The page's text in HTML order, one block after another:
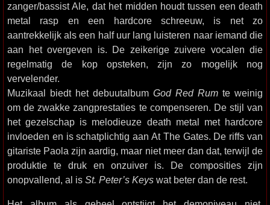
zanger/bassist Ale, dat het midden houdt tussen een death
metal rasp en een hardcore schreeuw, is net zo
aantrekkelijk als een half uur lang luisteren naar iemand die
aan het overgeven is. De zeikerige zuivere vocalen die
regelmatig de kop opsteken, zijn zo mogelijk nog
vervelender.
Muzikaal biedt het debuutalbum God Red Rum te weinig
om de zwakke zangprestaties te compenseren. De stijl van
het gezelschap is melodieuze death metal met hardcore
invloeden en is schatplichtig aan At The Gates. De riffs van
gitariste Paola zijn aardig, maar niet meer dan dat, terwijl de
produktie te druk en onzuiver is. De composities zijn
onopvallend, al is St. Peter’s Keys wat beter dan de rest.